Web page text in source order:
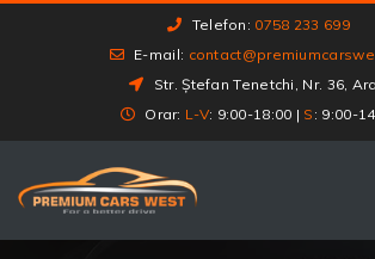
Telefon: 0758 233 699
E-mail:
Str. Ștefan Tenetchi, Nr. 36,
Orar: L-V: 9:00-18:00 | S : 9:00-